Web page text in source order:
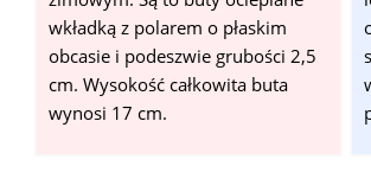
wkładką z polarem o płaskim
obcasie i podeszwie grubości 2,5
cm. Wysokość całkowita buta
wynosi 17 cm.